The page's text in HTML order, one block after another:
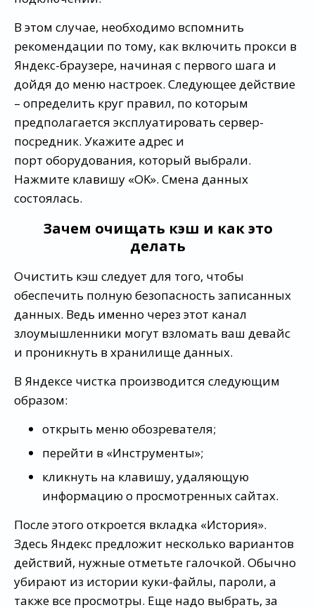
В этом случае, необходимо вспомнить
рекомендации по тому, как включить прокси в
Яндекс-браузере, начиная с первого шага и
дойдя до меню настроек. Следующее действие
– определить круг правил, по которым
предполагается эксплуатировать сервер-
посредник. Укажите адрес и
порт оборудования, который выбрали.
Нажмите клавишу «OK». Смена данных
состоялась.
Зачем очищать кэш и как это
делать
Очистить кэш следует для того, чтобы
обеспечить полную безопасность записанных
данных. Ведь именно через этот канал
злоумышленники могут взломать ваш девайс
и проникнуть в хранилище данных.
В Яндексе чистка производится следующим
образом:
открыть меню обозревателя;
перейти в «Инструменты»;
кликнуть на клавишу, удаляющую
информацию о просмотренных сайтах.
После этого откроется вкладка «История».
Здесь Яндекс предложит несколько вариантов
действий, нужные отметьте галочкой. Обычно
убирают из истории куки-файлы, пароли, а
также все просмотры. Еще надо выбрать, за